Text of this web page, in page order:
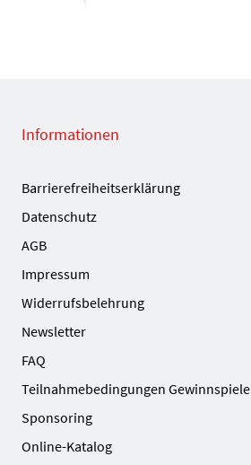
Informationen
Barrierefreiheitserklärung
Datenschutz
AGB
Impressum
Widerrufsbelehrung
Newsletter
FAQ
Teilnahmebedingungen Gewinnspiele
Sponsoring
Online-Katalog